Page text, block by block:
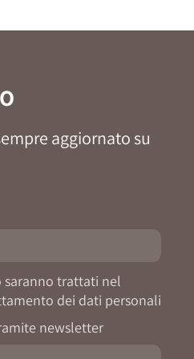
aggiornato su
saranno trattati nel
dei dati personali
newsletter